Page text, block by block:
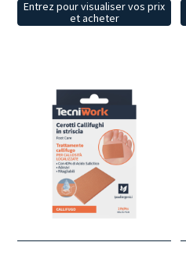
Entrez pour visualiser vos prix
et acheter